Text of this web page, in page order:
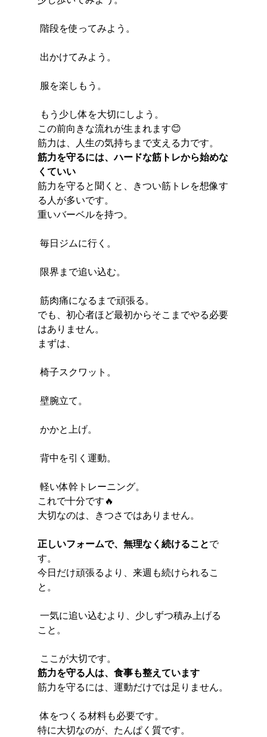
階段を使ってみよう。
出かけてみよう。
服を楽しもう。
もう少し体を大切にしよう。
この前向きな流れが生まれます😊
筋力は、人生の気持ちまで支える力です。
筋力を守るには、ハードな筋トレから始めな
くていい
筋力を守ると聞くと、きつい筋トレを想像す
る人が多いです。
重いバーベルを持つ。
毎日ジムに行く。
限界まで追い込む。
筋肉痛になるまで頑張る。
でも、初心者ほど最初からそこまでやる必要
はありません。
まずは、
椅子スクワット。
壁腕立て。
かかと上げ。
背中を引く運動。
軽い体幹トレーニング。
これで十分です🔥
大切なのは、きつさではありません。
正しいフォームで、無理なく続けることで
す。
今日だけ頑張るより、来週も続けられるこ
と。
こと。
ここが大切です。
筋力を守る人は、食事も整えています
筋力を守るには、運動だけでは足りません。
体をつくる材料も必要です。
特に大切なのが、たんぱく質です。